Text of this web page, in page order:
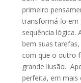
primeiro
transformá-lo em
sequência lógica.
bem suas
com que o outro
grande ilusão.
perfeita, em mais